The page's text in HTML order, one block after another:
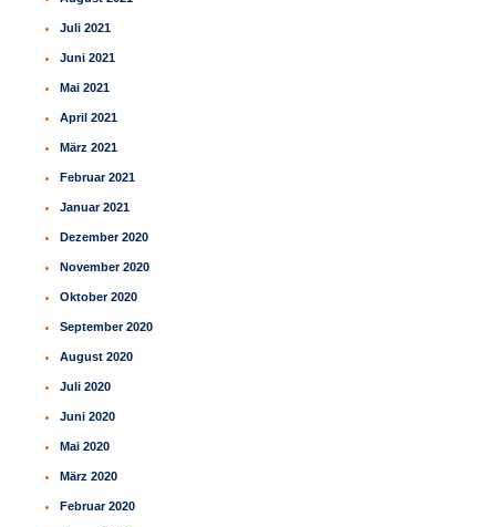
Juli 2021
Juni 2021
Mai 2021
April 2021
März 2021
Februar 2021
Januar 2021
Dezember 2020
November 2020
Oktober 2020
September 2020
August 2020
Juli 2020
Juni 2020
Mai 2020
März 2020
Februar 2020